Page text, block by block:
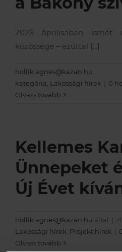
Támogatások
Kapcsolatfelvételi űrlap
Műszaki, értékesítési
Szerviz szolgáltatások
Szolgáltatás megrendelés
Lakossági szerviz
A Remeha
Cégtörténet
Karrier
2026 áprilisában
közössége – ezúttal [...]
hollik.agnes@kazan.hu
kategória Lakossági hírek
0
Olvass tovább
Kellemes
Ünnepeket
Új Évet
hollik.agnes@kazan.hu által
Lakossági hírek Projekt hírek
Olvass tovább